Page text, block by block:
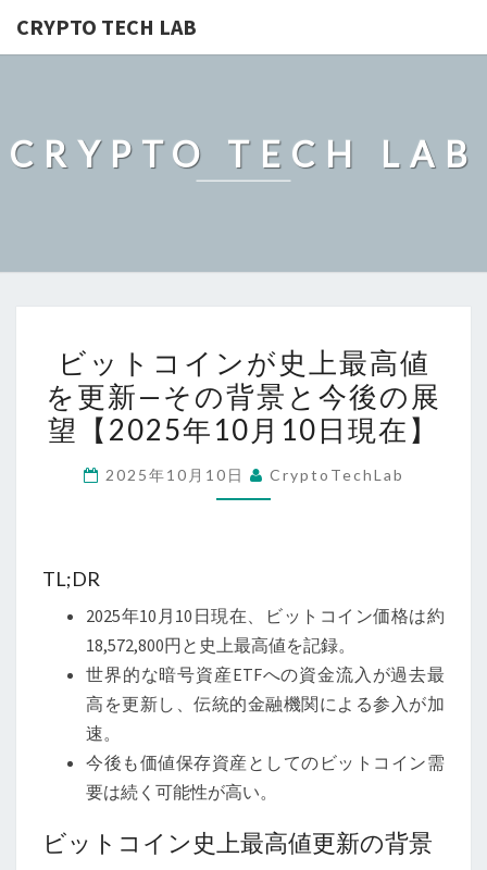
CRYPTO TECH LAB
CRYPTO TECH LAB
ッ
ト
コ
ン
高
値
更
—
の
ビットコインが史上最高値
を更新—その背景と今後の展
望【2025年10月10日現在】
2025年10月10日 CryptoTechLab
TL;DR
2025年10月10日現在、ビットコイン価格は約
18,572,800円と史上最高値を記録。
世界的な暗号資産ETFへの資金流入が過去最
高を更新し、伝統的金融機関による参入が加
速。
今後も価値保存資産としてのビットコイン需
要は続く可能性が高い。
ビットコイン史上最高値更新の背景